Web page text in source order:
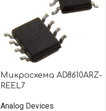
Микросхема AD8610ARZ-
REEL7
Analog Devices